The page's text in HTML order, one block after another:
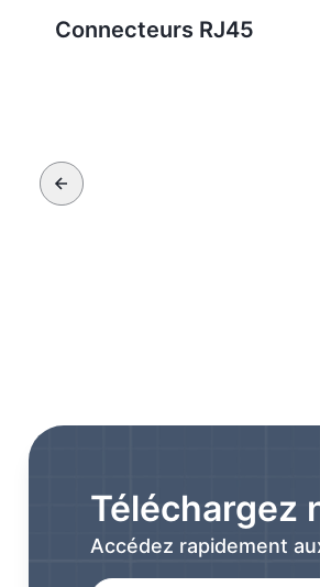
Connecteurs RJ45
Téléchargez
Accédez rapidement